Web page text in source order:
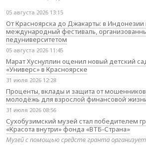
05 августа 2026 13:15
От Красноярска до Джакарты: в Индонезии
международный фестиваль,
педуниверситетом
05 августа 2026 11:45
Марат Хуснуллин оценил новый детский
«Универс» в Красноярске
31 июля 2026 12:28
Проценты, вклады и защита от
молодёжь для взрослой финансовой
31 июля 2026 08:56
Сухобузимский музей стал победителем
«Красота внутри» фонда «ВТБ-Страна»
Музей с помощью средств гранта